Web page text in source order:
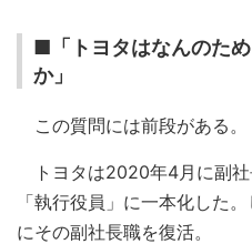
■「トヨタはなんのた
か」
この質問には前段がある。
トヨタは2020年4月に副社
「執行役員」に一本化した
にその副社長職を復活。